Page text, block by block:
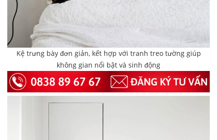
Kệ trưng bày đơn giản, kết hợp với tranh treo tường giúp
không gian nổi bật và sinh động